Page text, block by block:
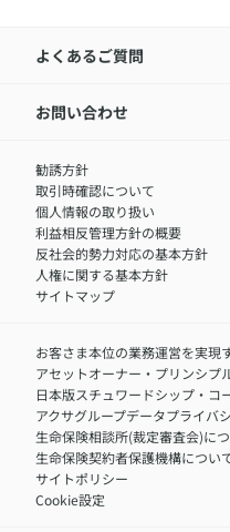
アクサのネット完結保険（
アクサ生命が選ばれる理由
IR情報
サステナビリティの取り組み
お客さまを金融犯罪からお
アクサグループについて
採用情報トップ
中途採用：内勤正社員
職）
中途採用：フィナンシャル
障害者採用
よくあるご質問
お問い合わせ
勧誘方針
取引時確認について
個人情報の取り扱い
利益相反管理方針の概要
反社会的勢力対応の基本方針
人権に関する基本方針
サイトマップ
お客さま本位の業務運営を実現
アセットオーナー・プリンシプ
日本版スチュワードシップ・コ
アクサグループデータプライバ
生命保険相談所(裁定審査会)に
生命保険契約者保護機構につい
サイトポリシー
Cookie設定